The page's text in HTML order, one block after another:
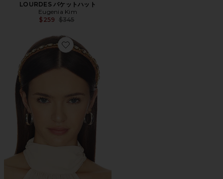
LOURDES バケットハット
Eugenia Kim
$259 Previous price:
$345
Favorite LUX ヘッドバンド